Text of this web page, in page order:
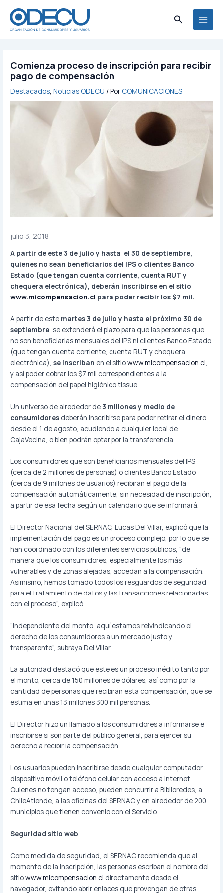
contenido
Buscar
Comienza proceso de inscripción para recibir
pago de compensación
Destacados,Noticias ODECU / Por COMUNICACIONES
julio 3, 2018
A partir de este 3 de julio y hasta el 30 de septiembre,
quienes no sean beneficiarios del IPS o clientes Banco
Estado (que tengan cuenta corriente, cuenta RUT y
chequera electrónica), deberán inscribirse en elsitio
www.micompensacion.cl para poder recibir los $7 mil.
A partir de este martes 3 de julio y hasta el próximo 30 de
septiembre, se extenderá el plazo para que las personas que
no son beneficiarias mensuales del IPS ni clientes Banco Estado
(que tengan cuenta corriente, cuenta RUT y chequera
electrónica),se inscriban en el sitiowww.micompensacion.cl,
y así poder cobrar los $7 mil correspondientes a la
compensación del papel higiénico tissue.
Un universo de alrededor de3 millones y medio de
consumidores deberán inscribirse para poder retirar el dinero
desde el 1 de agosto, acudiendo a cualquier local de
CajaVecina, o bien podrán optar por la transferencia.
Los consumidores que son beneficiarios mensuales del IPS
(cerca de 2 millones de personas) o clientes Banco Estado
(cerca de 9 millones de usuarios) recibirán el pago de la
compensación automáticamente, sin necesidad de inscripción,
a partir de esa fecha según un calendario que se informará.
El Director Nacional del SERNAC, Lucas Del Villar, explicó que la
implementación del pago es un proceso complejo, por lo que se
han coordinado con los diferentes servicios públicos, “de
manera que los consumidores, especialmente los más
vulnerables y de zonas alejadas, accedan a la compensación.
Asimismo, hemos tomado todos los resguardos de seguridad
para el tratamiento de datos y las transacciones relacionadas
con el proceso”, explicó.
“Independiente del monto, aquí estamos reivindicando el
derecho de los consumidores a un mercado justo y
transparente”, subraya Del Villar.
La autoridad destacó que este es un proceso inédito tanto por
el monto, cerca de 150 millones de dólares, así como por la
cantidad de personas que recibirán esta compensación, que se
estima en unas 13 millones 300 mil personas.
El Director hizo un llamado a los consumidores a informarse e
inscribirse si son parte del público general, para ejercer su
derecho a recibir la compensación.
Los usuarios pueden inscribirse desde cualquier computador,
dispositivo móvil o teléfono celular con acceso a internet.
Quienes no tengan acceso, pueden concurrir a Biblioredes, a
ChileAtiende, a las oficinas del SERNAC y en alrededor de 200
municipios que tienen convenio con el Servicio.
Seguridad sitio web
Como medida de seguridad, el SERNAC recomienda que al
momento de la inscripción, las personas escriban el nombre del
sitiowww.micompensacion.cl directamente desde el
navegador, evitando abrir enlaces que provengan de otras